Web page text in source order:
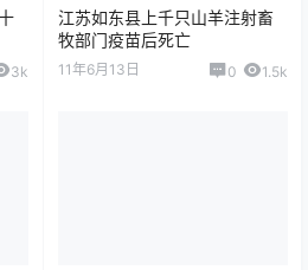
3k
江苏如东县上千只山羊注射畜
牧部门疫苗后死亡
11年6月13日 0 1.5k